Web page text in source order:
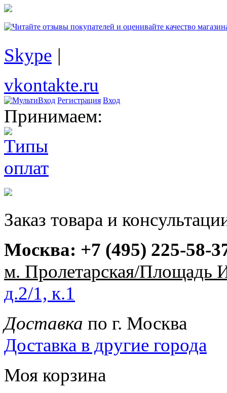
Skype |
vkontakte.ru
Регистрация Вход
Принимаем:
Заказ товара и
Москва: +7 (495) 225-58-
м. Пролетарская/Площадь
д.2/1, к.1
Доставка по г. Москва
Доставка в другие города
Моя корзина